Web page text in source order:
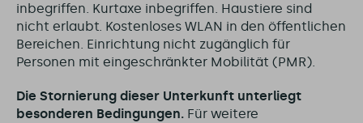
inbegriffen. Kurtaxe inbegriffen. Haustiere sind
nicht erlaubt. Kostenloses WLAN in den öffentlichen
Bereichen. Einrichtung nicht zugänglich für
Personen mit eingeschränkter Mobilität (PMR).
Die Stornierung dieser Unterkunft unterliegt
besonderen Bedingungen. Für weitere